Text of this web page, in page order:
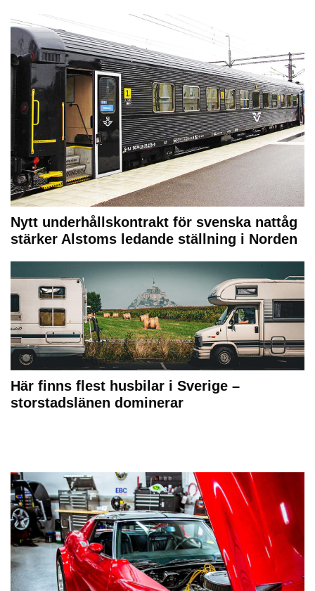
Nytt underhållskontrakt för svenska nattåg
stärker Alstoms ledande ställning i Norden
Här finns flest husbilar i Sverige –
storstadslänen dominerar